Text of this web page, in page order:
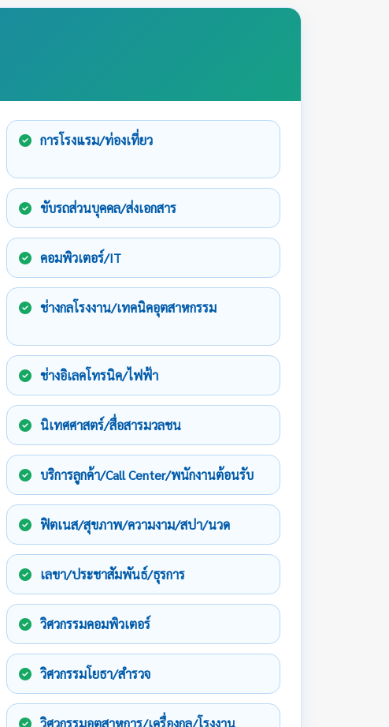
การโรงแรม/ท่องเที่ยว
ขับรถส่วนบุคคล/ส่งเอกสาร
คอมพิวเตอร์/IT
ช่างกลโรงงาน/เทคนิคอุตสาหกรรม
ช่างอิเลคโทรนิค/ไฟฟ้า
นิเทศศาสตร์/สื่อสารมวลชน
บริการลูกค้า/Call Center/พนักงานต้อนรับ
ฟิตเนส/สุขภาพ/ความงาม/สปา/นวด
เลขา/ประชาสัมพันธ์/ธุรการ
วิศวกรรมคอมพิวเตอร์
วิศวกรรมโยธา/สำรวจ
วิศวกรรมอุตสาหการ/เครื่องกล/โรงงาน